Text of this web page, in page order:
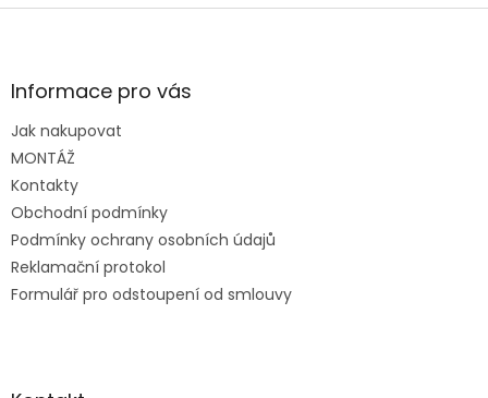
Z
aInformace pro vás
Jak nakupovat
MONTÁŽ
Kontakty
Obchodní podmínky
Podmínky ochrany osobních údajů
Reklamační protokol
Formulář pro odstoupení od smlouvy